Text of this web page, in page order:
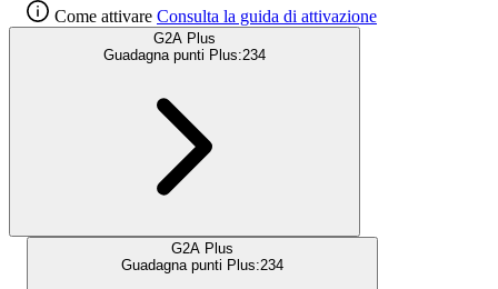
Come attivare Consulta la guida di attivazione
G2A Plus
Guadagna punti Plus:234
G2A Plus
Guadagna punti Plus:234